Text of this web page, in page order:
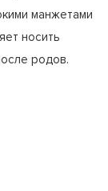
манжетами
носить
родов.